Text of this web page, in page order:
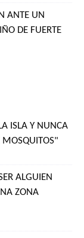
ANTE UN
DE FUERTE
ISLA Y NUNCA
MOSQUITOS"
ALGUIEN
ZONA